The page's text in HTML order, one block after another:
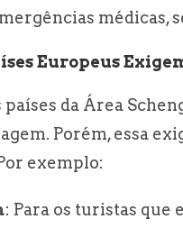
médicas,
Europeus
países da Área
Porém, essa
exemplo:
: Para os turistas que